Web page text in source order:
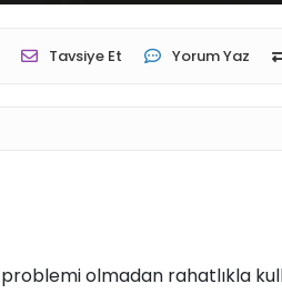
Tavsiye Et Yorum Yaz
olmadan rahatlıkla